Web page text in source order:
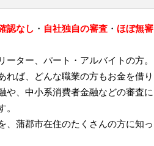
認なし ・ 自社独自の審査 ・ ほぼ無審
ター、パート・アルバイトの方。
れば、どんな職業の方もお金を借り
や、中小系消費者金融などの審査に
。
、蒲郡市在住のたくさんの方に知っ